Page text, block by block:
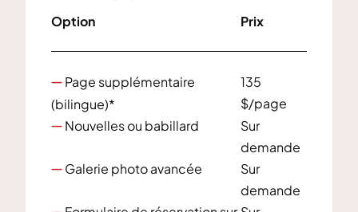
Option Prix
 Page supplémentaire
(bilingue)*
135
$/page
 Nouvelles ou babillard
Sur
demande
 Galerie photo avancée
Sur
demande